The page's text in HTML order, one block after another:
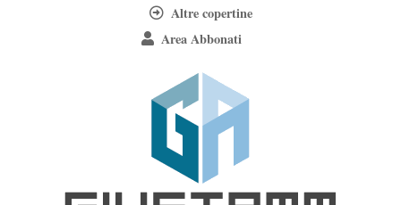
Altre copertine
Area Abbonati